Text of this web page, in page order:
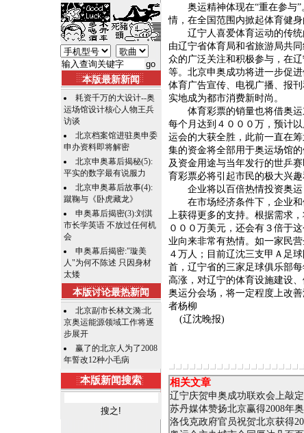
本版最新新闻
耗资千万的大设计--奥
运场馆设计核心人物王兵
访谈
北京档案馆进驻奥申委
申办资料即将解密
北京申奥幕后揭秘(5):
平实的数字最有说服力
北京申奥幕后故事(4):
蹴鞠与《卧虎藏龙》
申奥幕后揭密(3):刘淇
市长学英语 不放过任何机
会
申奥幕后揭密:"璇美
人"为何不陈述 只因身材
太矮
本版讨论最热新闻
北京副市长林文漪:北
京奥运能源领域工作将逐
步展开
赢了的北京人为了2008
年誓改12种小毛病
本版新闻搜索
奥运精神体现在“重在参与”
情，在全国范围内掀起体育健
辽宁人喜爱体育运动的传统
由辽宁省体育局和省旅游局共
众的广泛关注和积极参与，在
等。北京申奥成功将进一步促
体育广告宣传、电视广播、报
实地成为都市消费新时尚。
体育彩票的销量也将借奥运
每个月达到４０００万，预计
运会的大获全胜，此前一直在
集的资金将全部用于奥运场馆
及资金用途与当年发行的世乒
育彩票必将引起市民的极大兴趣
企业将以百倍热情投资奥运
在市场经济条件下，企业和
上获得更多的支持。根据需求
０００万美元，还会有３倍于
业向来非常有热情。如一家民
４万人；目前辽沈三支甲Ａ足
首，辽宁省的三家足球俱乐部
高涨，对辽宁的体育设施建设
奥运分会场，将一定程度上改
者杨柳
(辽沈晚报)
相关文章
辽宁庆贺申奥成功联欢会上敲
苏丹媒体赞扬北京赢得2008年
洛伐克政府官员祝贺北京获得